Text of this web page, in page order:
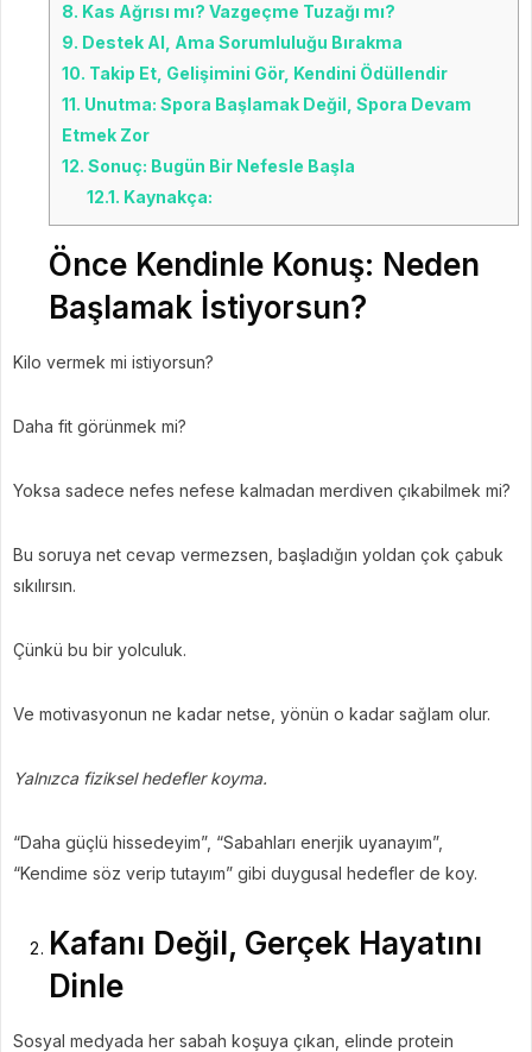
8. Kas Ağrısı mı? Vazgeçme Tuzağı mı?
9. Destek Al, Ama Sorumluluğu Bırakma
10. Takip Et, Gelişimini Gör, Kendini Ödüllendir
11. Unutma: Spora Başlamak Değil, Spora Devam
Etmek Zor
12. Sonuç: Bugün Bir Nefesle Başla
12.1. Kaynakça:
Önce Kendinle Konuş: Neden
Başlamak İstiyorsun?
Kilo vermek mi istiyorsun?
Daha fit görünmek mi?
Yoksa sadece nefes nefese kalmadan merdiven çıkabilmek mi?
Bu soruya net cevap vermezsen, başladığın yoldan çok çabuk
sıkılırsın.
Çünkü bu bir yolculuk.
Ve motivasyonun ne kadar netse, yönün o kadar sağlam olur.
Yalnızca fiziksel hedefler koyma.
“Daha güçlü hissedeyim”, “Sabahları enerjik uyanayım”,
“Kendime söz verip tutayım” gibi duygusal hedefler de koy.
Kafanı Değil, Gerçek Hayatını
Dinle
Sosyal medyada her sabah koşuya çıkan, elinde protein